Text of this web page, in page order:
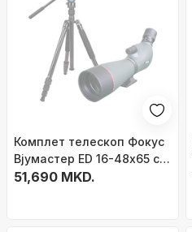
Комплет телескоп Фокус
Вјумастер ED 16-48x65 со
статив Сируи Травелер
51,690 MKD.